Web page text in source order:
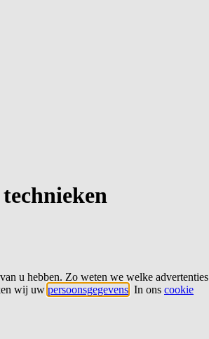
u hebben. Zo weten we welke advertenties
wij uw persoonsgegevens . In ons cookie